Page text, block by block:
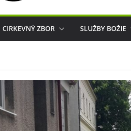
CIRKEVNÝ ZBOR SLUŽBY BOŽIE